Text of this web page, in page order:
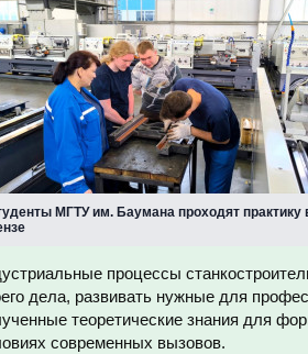
МГТУ им. Баумана проходят практику
процессы
дела, развивать нужные для
теоретические знания для
современных вызовов.